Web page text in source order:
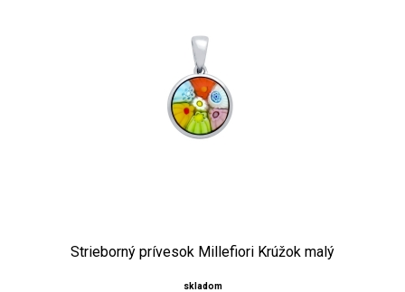
Strieborný prívesok Millefiori Krúžok malý
skladom